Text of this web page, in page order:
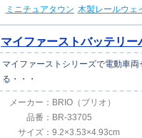
ミニチュアタウン 木製レールウェ
マイファーストバッテリー
マイファーストシリーズで電動車
る・・・
メーカー： BRIO（ブリオ）
品番： BR-33705
サイズ：9.2×3.53×4.93cm